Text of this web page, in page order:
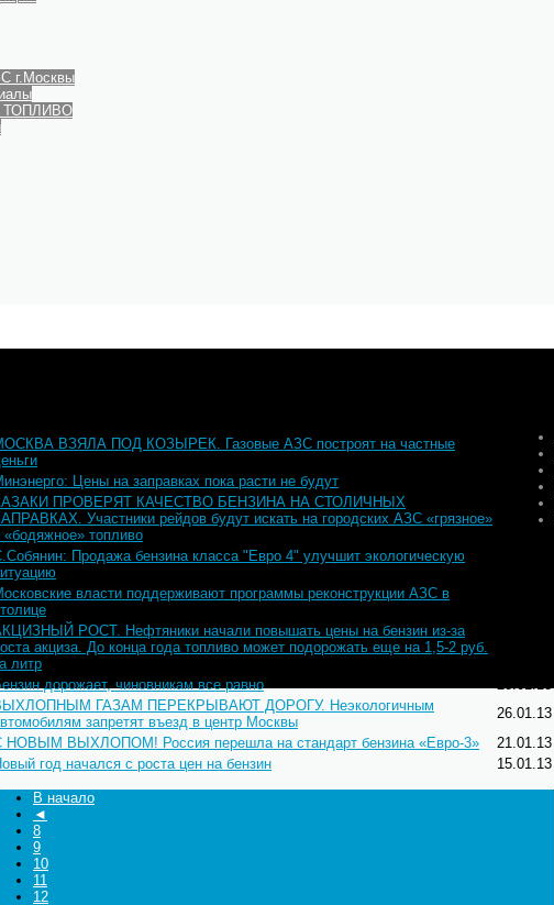
г.Москвы
ТОПЛИВО
ВЗЯЛА ПОД КОЗЫРЕК. Газовые АЗС построят на частные
21.05.13
Цены на заправках пока расти не будут
18.04.13
ПРОВЕРЯТ КАЧЕСТВО БЕНЗИНА НА СТОЛИЧНЫХ
Участники рейдов будут искать на городских АЗС «грязное»
«бодяжное» топливо
22.03.13
Продажа бензина класса "Евро 4" улучшит экологическую
власти поддерживают программы реконструкции АЗС в
РОСТ. Нефтяники начали повышать цены на бензин из-за
акциза. До конца года топливо может подорожать еще на 1,5-2 руб.
литр
дорожает, чиновникам все равно
28.01.13
ГАЗАМ ПЕРЕКРЫВАЮТ ДОРОГУ. Неэкологичным
запретят въезд в центр Москвы
26.01.13
НОВЫМ ВЫХЛОПОМ! Россия перешла на стандарт бензина «Евро-3»
21.01.13
год начался с роста цен на бензин
15.01.13
В начало
◄
8
9
10
11
12